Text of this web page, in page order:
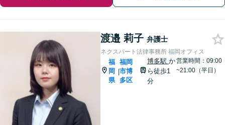
渡邉 莉子 弁護士
ネクスパート法律事務所 福岡オフィス
福
岡
県
|
福岡
市博
多区
博多駅 か
ら徒歩1
分
営業時間：09:00
~21:00（平日）